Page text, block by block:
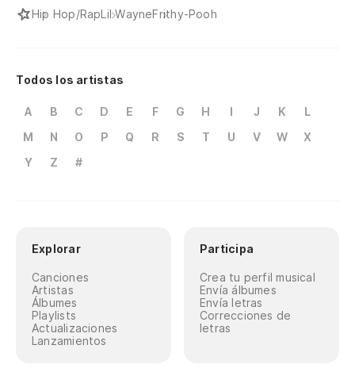
Hip Hop/RapLil WayneFrithy-Pooh
Todos los artistas
A B C D E F G H I J K
L
M
N O P Q R S T U V W
X
Y
Z #
Explorar
Canciones
Artistas
Álbumes
Playlists
Actualizaciones
Lanzamientos
Participa
Crea tu perfil musical
Envía álbumes
Envía letras
Correcciones de
letras